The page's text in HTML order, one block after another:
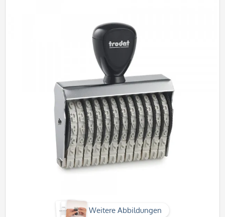
Weitere Abbildungen